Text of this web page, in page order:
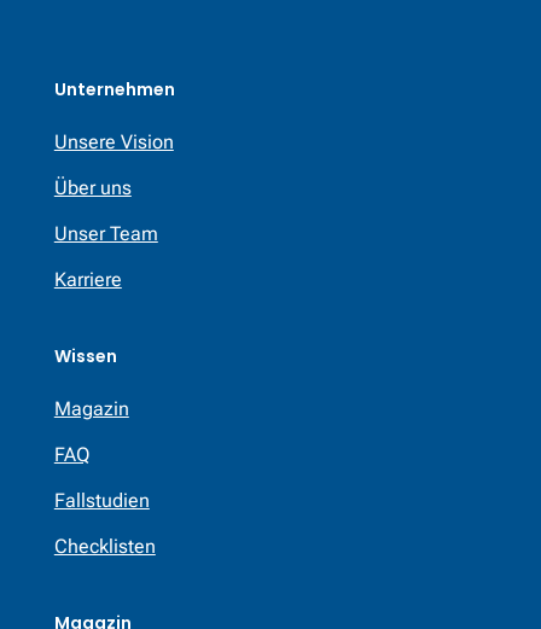
Unternehmen
Unsere Vision
Über uns
Unser Team
Karriere
Wissen
Magazin
FAQ
Fallstudien
Checklisten
Magazin